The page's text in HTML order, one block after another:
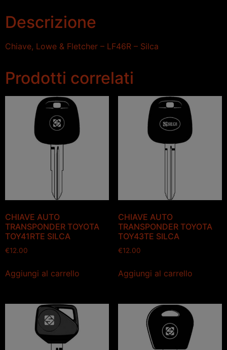
Descrizione
Chiave, Lowe & Fletcher – LF46R – Silca
Prodotti correlati
CHIAVE AUTO
TRANSPONDER TOYOTA
TOY41RTE SILCA
€12.00
Aggiungi al carrello
CHIAVE AUTO
TRANSPONDER TOYOTA
TOY43TE SILCA
€12.00
Aggiungi al carrello